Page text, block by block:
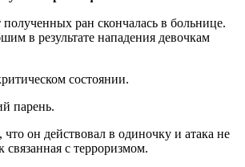
полученных ран скончалась в больнице.
в результате нападения девочкам
состоянии.
парень.
он действовал в одиночку и атака не
связанная с терроризмом.